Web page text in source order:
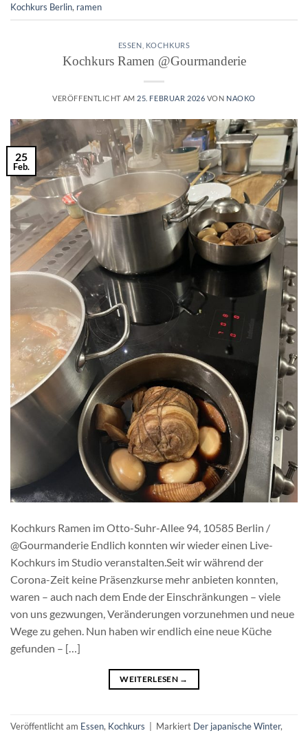
Kochkurs Berlin, ramen
ESSEN KOCHKURS
Kochkurs Ramen @Gourmanderie
VERÖFFENTLICHT AM 25. FEBRUAR 2026 VON NAOKO
25
Feb.
Kochkurs Ramen im Otto-Suhr-Allee 94, 10585 Berlin /
@Gourmanderie Endlich konnten wir wieder einen Live-
Kochkurs im Studio veranstalten.Seit wir während der
Corona-Zeit keine Präsenzkurse mehr anbieten konnten,
waren – auch nach dem Ende der Einschränkungen – viele
von uns gezwungen, Veränderungen vorzunehmen und neue
Wege zu gehen. Nun haben wir endlich eine neue Küche
gefunden – […]
WEITERLESEN →
Veröffentlicht am Essen, Kochkurs Markiert Der japanische Winter,